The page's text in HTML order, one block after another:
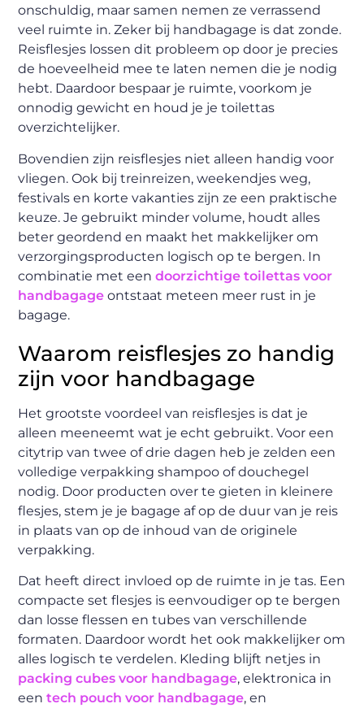
onschuldig, maar samen nemen ze verrassend
veel ruimte in. Zeker bij handbagage is dat zonde.
Reisflesjes lossen dit probleem op door je precies
de hoeveelheid mee te laten nemen die je nodig
hebt. Daardoor bespaar je ruimte, voorkom je
onnodig gewicht en houd je je toilettas
overzichtelijker.
Bovendien zijn reisflesjes niet alleen handig voor
vliegen. Ook bij treinreizen, weekendjes weg,
festivals en korte vakanties zijn ze een praktische
keuze. Je gebruikt minder volume, houdt alles
beter geordend en maakt het makkelijker om
verzorgingsproducten logisch op te bergen. In
combinatie met eendoorzichtige toilettas voor
handbagage ontstaat meteen meer rust in je
bagage.
Waarom reisflesjes zo handig
zijn voor handbagage
Het grootste voordeel van reisflesjes is dat je
alleen meeneemt wat je echt gebruikt. Voor een
citytrip van twee of drie dagen heb je zelden een
volledige verpakking shampoo of douchegel
nodig. Door producten over te gieten in kleinere
flesjes, stem je je bagage af op de duur van je reis
in plaats van op de inhoud van de originele
verpakking.
Dat heeft direct invloed op de ruimte in je tas. Een
compacte set flesjes is eenvoudiger op te bergen
dan losse flessen en tubes van verschillende
formaten. Daardoor wordt het ook makkelijker om
alles logisch te verdelen. Kleding blijft netjes in
packing cubes voor handbagage, elektronica in
eentech pouch voor handbagage, en